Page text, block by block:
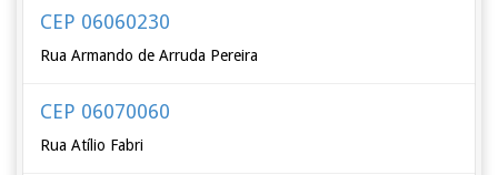
CEP 06060230
Rua Armando de Arruda Pereira
CEP 06070060
Rua Atílio Fabri